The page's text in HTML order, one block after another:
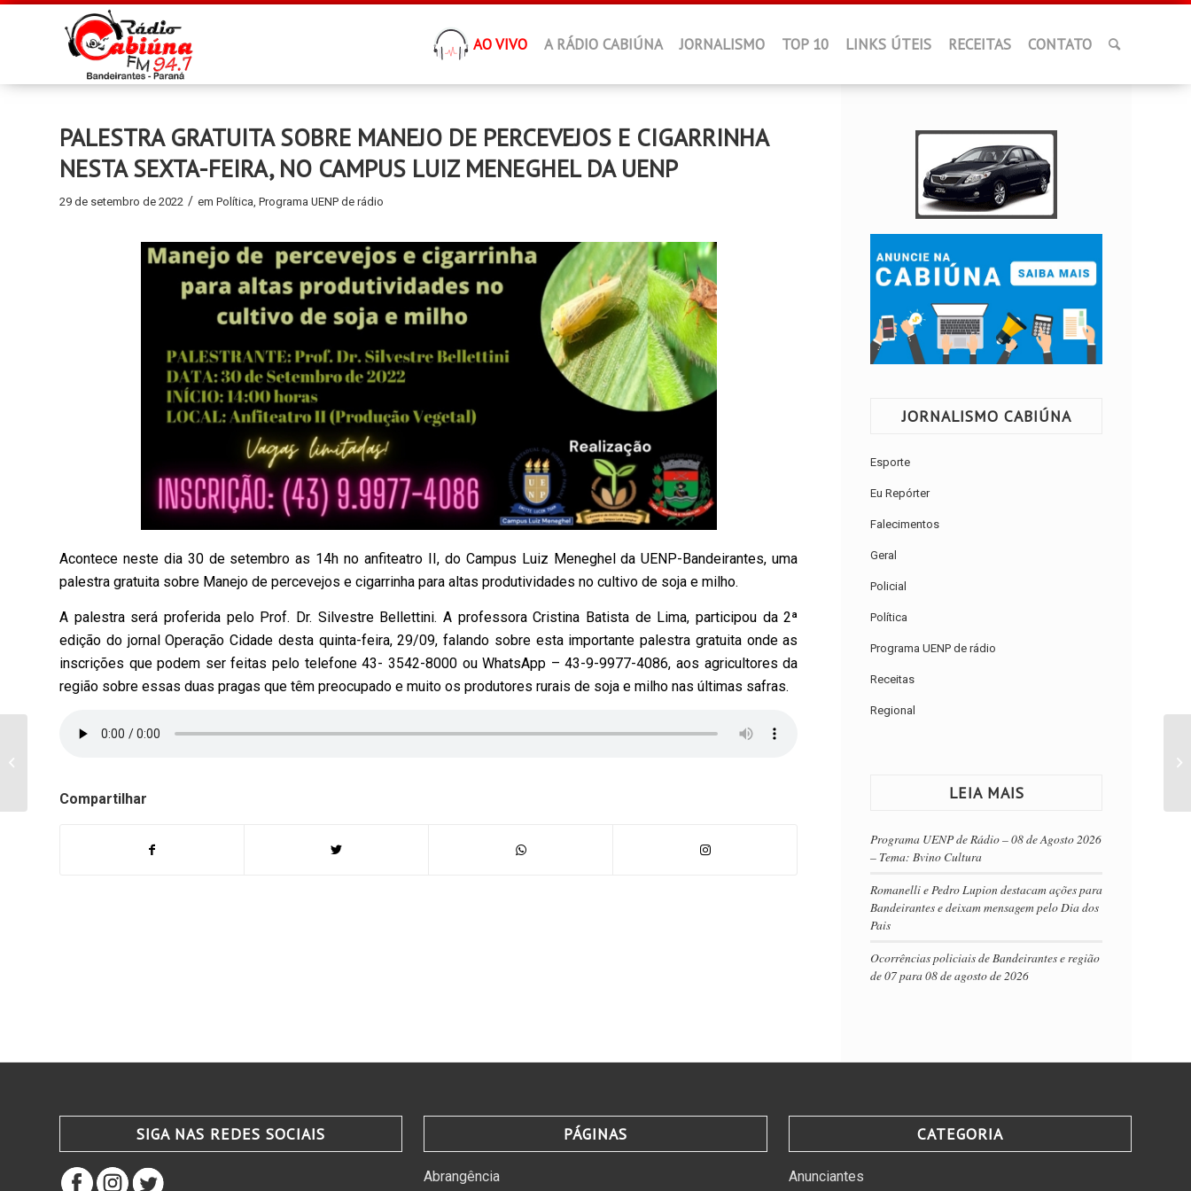
AO VIVO A RÁDIO CABIÚNA JORNALISMO TOP 10 LINKS ÚTEIS RECEITAS CONTATO
PALESTRA GRATUITA SOBRE MANEJO DE PERCEVEJOS E CIGARRINHA
NESTA SEXTA-FEIRA, NO CAMPUS LUIZ MENEGHEL DA UENP
29 de setembro de 2022 / em Política, Programa UENP de rádio
Acontece neste dia 30 de setembro as 14h no anfiteatro II, do Campus Luiz Meneghel da UENP-Bandeirantes, uma
palestra gratuita sobre Manejo de percevejos e cigarrinha para altas produtividades no cultivo de soja e milho.
A palestra será proferida pelo Prof. Dr. Silvestre Bellettini. A professora Cristina Batista de Lima, participou da 2ª
edição do jornal Operação Cidade desta quinta-feira, 29/09, falando sobre esta importante palestra gratuita onde as
inscrições que podem ser feitas pelo telefone 43- 3542-8000 ou WhatsApp – 43-9-9977-4086, aos agricultores da
região sobre essas duas pragas que têm preocupado e muito os produtores rurais de soja e milho nas últimas safras.
Compartilhar
JORNALISMO CABIÚNA
Esporte
Eu Repórter
Falecimentos
Geral
Policial
Política
Programa UENP de rádio
Receitas
Regional
LEIA MAIS
Programa UENP de Rádio – 08 de Agosto 2026
– Tema: Bvino Cultura
Romanelli e Pedro Lupion destacam ações para
Bandeirantes e deixam mensagem pelo Dia dos
Pais
Ocorrências policiais de Bandeirantes e região
de 07 para 08 de agosto de 2026
SIGA NAS REDES SOCIAIS PÁGINAS
Abrangência
CATEGORIA
Anunciantes
Na 29ª sessão da
“barrados”...